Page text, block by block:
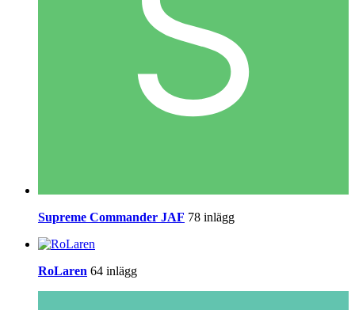
Supreme Commander JAF 78 inlägg
RoLaren 64 inlägg